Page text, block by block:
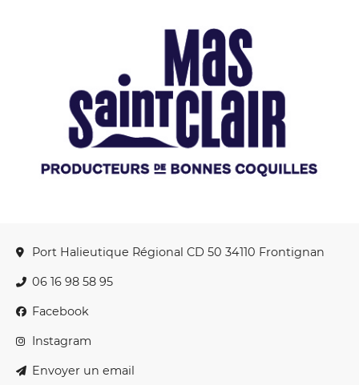
Port Halieutique Régional CD 50 34110 Frontignan
06 16 98 58 95
Facebook
Instagram
Envoyer un email